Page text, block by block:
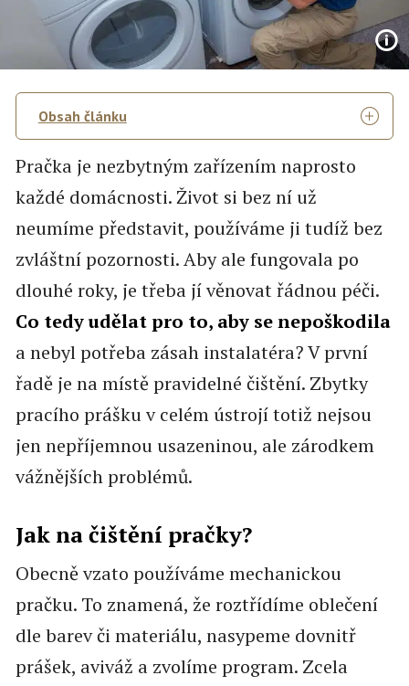
Obsah článku
Pračka je nezbytným zařízením naprosto
každé domácnosti. Život si bez ní už
neumíme představit, používáme ji tudíž bez
zvláštní pozornosti. Aby ale fungovala po
dlouhé roky, je třeba jí věnovat řádnou péči.
Co tedy udělat pro to, aby se nepoškodila
a nebyl potřeba zásah instalatéra? V první
řadě je na místě pravidelné čištění. Zbytky
pracího prášku v celém ústrojí totiž nejsou
jen nepříjemnou usazeninou, ale zárodkem
vážnějších problémů.
Jak na čištění pračky?
Obecně vzato používáme mechanickou
pračku. To znamená, že roztřídíme oblečení
dle barev či materiálu, nasypeme dovnitř
prášek, aviváž a zvolíme program. Zcela